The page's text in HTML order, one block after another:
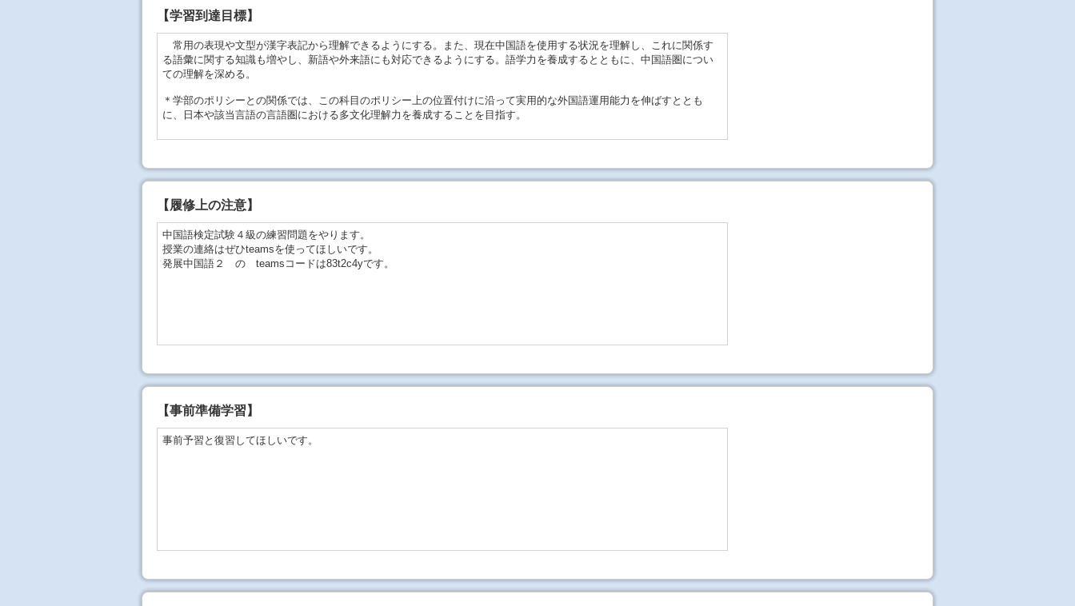
【学習到達目標】
常用の表現や文型が漢字表記から理解できるようにする。また、現在中国語を使用する状況を理解し、これに関係す
る語彙に関する知識も増やし、新語や外来語にも対応できるようにする。語学力を養成するとともに、中国語圏につい
ての理解を深める。
＊学部のポリシーとの関係では、この科目のポリシー上の位置付けに沿って実用的な外国語運用能力を伸ばすととも
に、日本や該当言語の言語圏における多文化理解力を養成することを目指す。
【 履修上の注意】
中国語検定試験４級の練習問題をやります。
授業の連絡はぜひteamsを使ってほしいです。
発展中国語２ の teamsコードは83t2c4yです。
【事前準備学習】
事前予習と復習してほしいです。